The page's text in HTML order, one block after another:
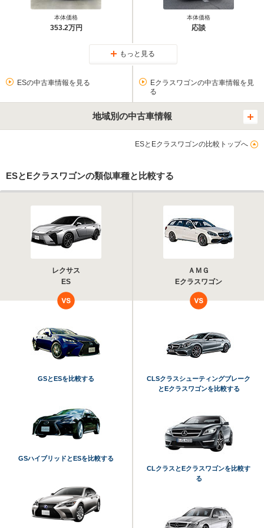
本体価格
353.2万円
本体価格
応談
もっと見る
ESの中古車情報を見る
Eクラスワゴンの中古車情報を見
る
地域別の中古車情報
ESとEクラスワゴンの比較トップへ
ESとEクラスワゴンの類似車種と比較する
レクサス
ES
ＡＭＧ
Eクラスワゴン
GSとESを比較する
GSハイブリッドとESを比較する
CLSクラスシューティングブレーク
とEクラスワゴンを比較する
CLクラスとEクラスワゴンを比較す
る